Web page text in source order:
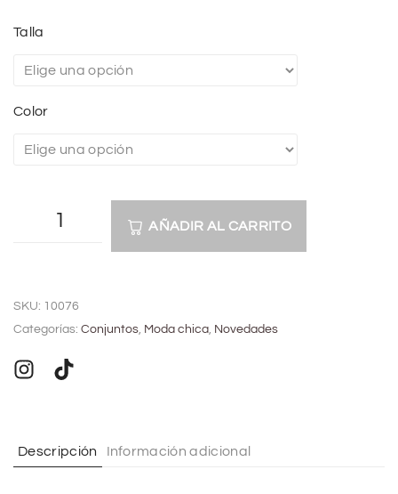
Talla
Color
AÑADIR AL CARRITO
t
e
r
i
SKU: 10076
Categorías: Conjuntos, Moda chica, Novedades
Descripción Información adicional